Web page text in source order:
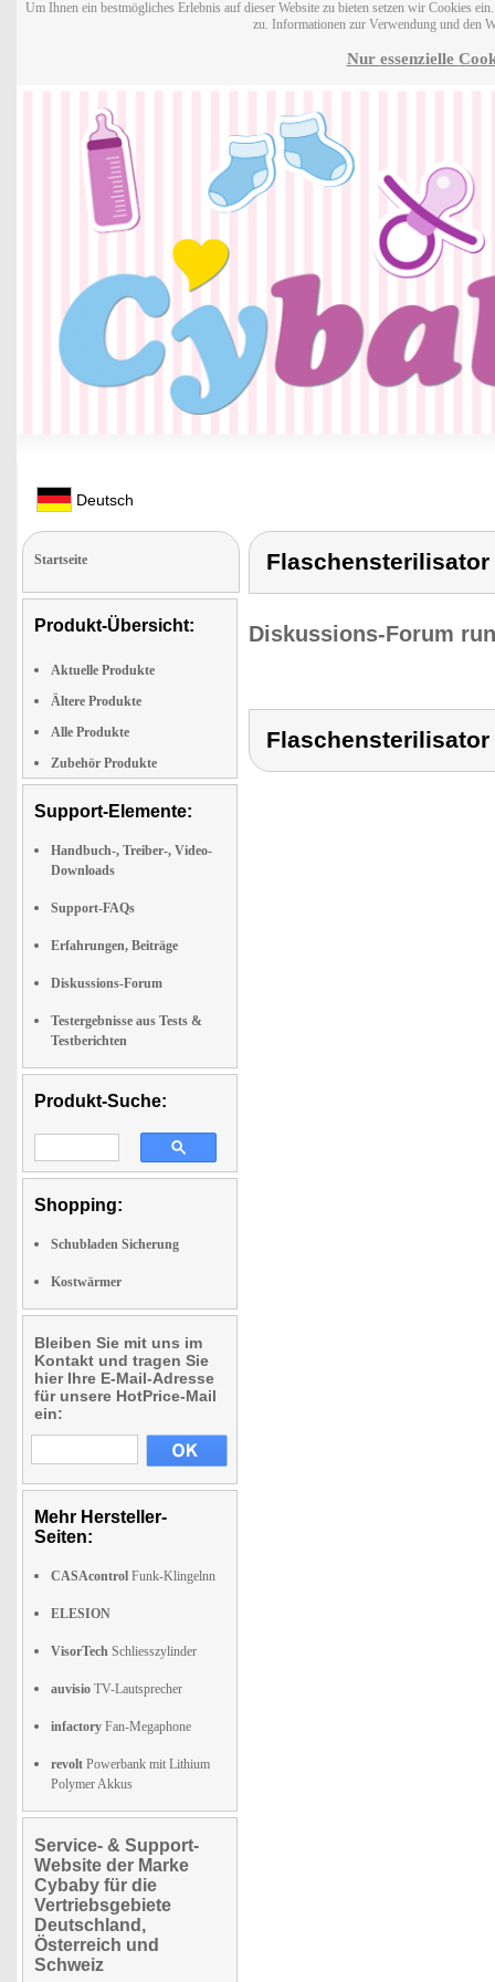
Um Ihnen ein bestmögliches Erlebnis auf dieser Website zu bieten setzen wir Cookies
zu. Informationen zur Verwendung und den
Nur essenzielle
Deutsch
Startseite
Produkt-Übersicht:
Aktuelle Produkte
Ältere Produkte
Alle Produkte
Zubehör Produkte
Support-Elemente:
Handbuch-, Treiber-, Video-
Downloads
Support-FAQs
Erfahrungen, Beiträge
Diskussions-Forum
Testergebnisse aus Tests &
Testberichten
Produkt-Suche:
Shopping:
Schubladen Sicherung
Kostwärmer
Bleiben Sie mit uns im
Kontakt und tragen Sie
hier Ihre E-Mail-Adresse
für unsere HotPrice-Mail
ein:
Mehr Hersteller-
Seiten:
CASAcontrol Funk-Klingelnn
ELESION
VisorTech Schliesszylinder
auvisio TV-Lautsprecher
infactory Fan-Megaphone
revolt Powerbank mit Lithium
Polymer Akkus
Service- & Support-
Website der Marke
Cybaby für die
Vertriebsgebiete
Deutschland,
Österreich und
Schweiz
Flaschensterilisator
Diskussions-Forum
Flaschensterilisator